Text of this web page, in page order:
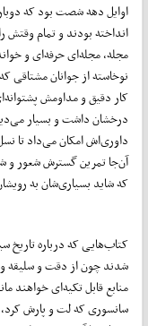
اوایل دهه شصت بود که
انداخته بودند و تمام
مجله، مجله‌ای حرفه‌ای و
نوخاسته از جوانان مشتاقی
کار دقیق و مداومش
درخشان داشت و بسیار
داوری‌اش امکان می‌داد تا
آن‌جا تمرین گسترش شعور و
که شاید بسیاری‌شان به
کتاب‌هایی که درباره تاریخ
شدند چون از دقت و سلیقه و
منابع قابل تکیه‌ای خواهند
سانسوری که لت و پارش